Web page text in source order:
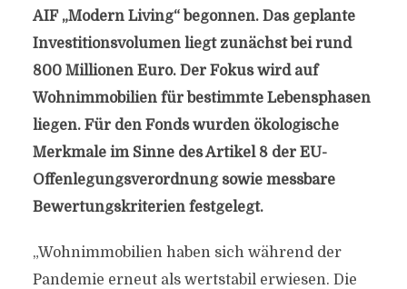
AIF „Modern Living“ begonnen. Das geplante
Investitionsvolumen liegt zunächst bei rund
800 Millionen Euro. Der Fokus wird auf
Wohnimmobilien für bestimmte Lebensphasen
liegen. Für den Fonds wurden ökologische
Merkmale im Sinne des Artikel 8 der EU-
Offenlegungsverordnung sowie messbare
Bewertungskriterien festgelegt.
„Wohnimmobilien haben sich während der
Pandemie erneut als wertstabil erwiesen. Die